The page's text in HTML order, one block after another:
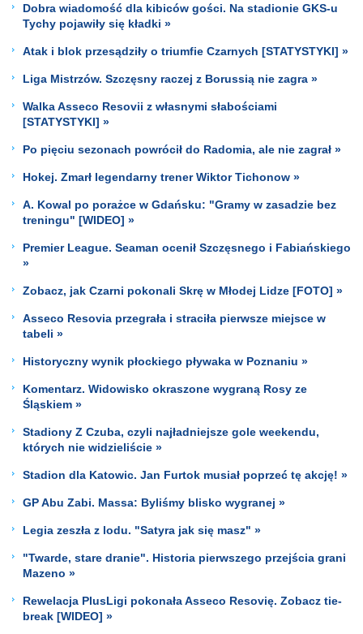
Dobra wiadomość dla kibiców gości. Na stadionie GKS-u
Tychy pojawiły się kładki »
Atak i blok przesądziły o triumfie Czarnych [STATYSTYKI] »
Liga Mistrzów. Szczęsny raczej z Borussią nie zagra »
Walka Asseco Resovii z własnymi słabościami
[STATYSTYKI] »
Po pięciu sezonach powrócił do Radomia, ale nie zagrał »
Hokej. Zmarł legendarny trener Wiktor Tichonow »
A. Kowal po porażce w Gdańsku: "Gramy w zasadzie bez
treningu" [WIDEO] »
Premier League. Seaman ocenił Szczęsnego i Fabiańskiego
»
Zobacz, jak Czarni pokonali Skrę w Młodej Lidze [FOTO] »
Asseco Resovia przegrała i straciła pierwsze miejsce w
tabeli »
Historyczny wynik płockiego pływaka w Poznaniu »
Komentarz. Widowisko okraszone wygraną Rosy ze
Śląskiem »
Stadiony Z Czuba, czyli najładniejsze gole weekendu,
których nie widzieliście »
Stadion dla Katowic. Jan Furtok musiał poprzeć tę akcję! »
GP Abu Zabi. Massa: Byliśmy blisko wygranej »
Legia zeszła z lodu. "Satyra jak się masz" »
"Twarde, stare dranie". Historia pierwszego przejścia grani
Mazeno »
Rewelacja PlusLigi pokonała Asseco Resovię. Zobacz tie-
break [WIDEO] »